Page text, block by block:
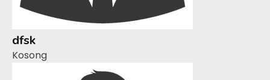
dfsk
Kosong